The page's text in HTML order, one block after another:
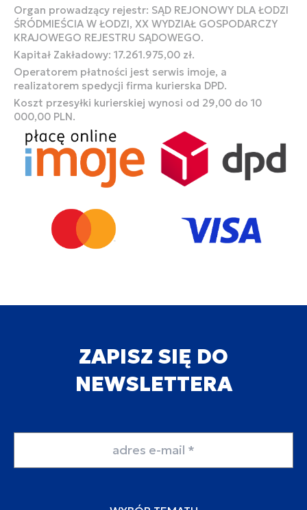
Organ prowadzący rejestr: SĄD REJONOWY DLA ŁODZI
ŚRÓDMIEŚCIA W ŁODZI, XX WYDZIAŁ GOSPODARCZY
KRAJOWEGO REJESTRU SĄDOWEGO.
Kapitał Zakładowy: 17.261.975,00 zł.
Operatorem płatności jest serwis imoje, a
realizatorem spedycji firma kurierska DPD.
Koszt przesyłki kurierskiej wynosi od 29,00 do 10
000,00 PLN.
ZAPISZ SIĘ DO
NEWSLETTERA